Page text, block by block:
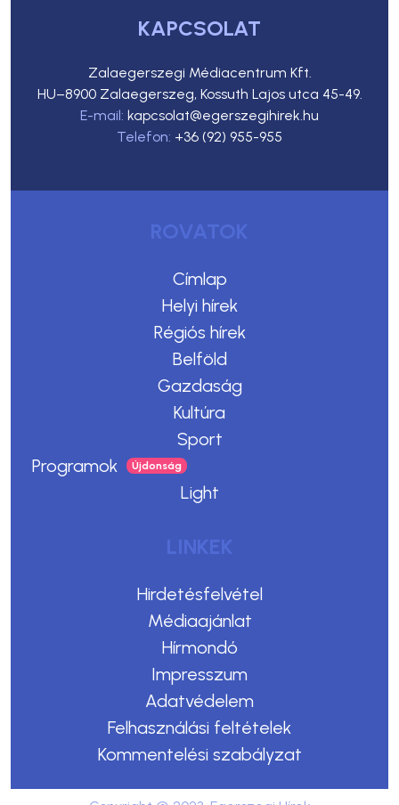
KAPCSOLAT
Zalaegerszegi Médiacentrum Kft.
HU–8900 Zalaegerszeg, Kossuth Lajos utca 45-49.
E-mail: kapcsolat@egerszegihirek.hu
Telefon: +36 (92) 955-955
ROVATOK
Címlap
Helyi hírek
Régiós hírek
Belföld
Gazdaság
Kultúra
Sport
Programok
Light
LINKEK
Hirdetésfelvétel
Médiaajánlat
Hírmondó
Impresszum
Adatvédelem
Felhasználási feltételek
Kommentelési szabályzat